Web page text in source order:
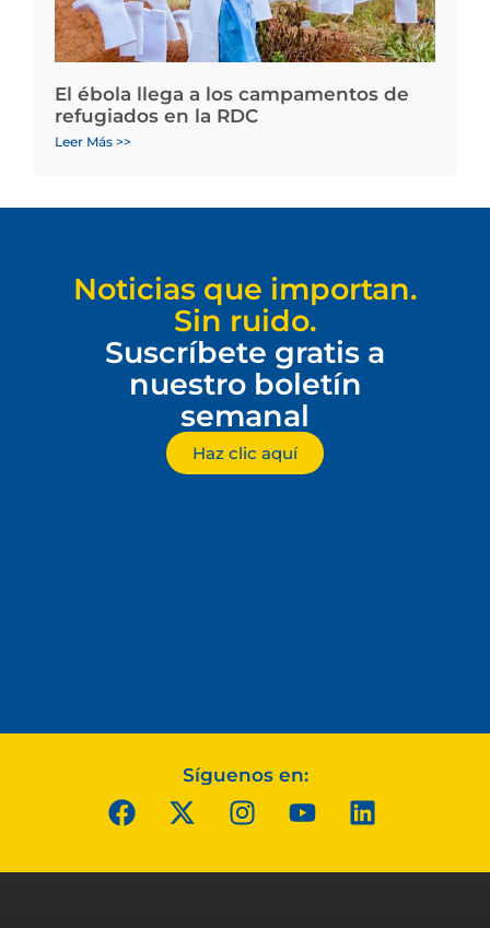
El ébola llega a los campamentos de
refugiados en la RDC
Leer Más >>
Noticias que importan.
Sin ruido.
Suscríbete gratis a
nuestro boletín
semanal
Haz clic aquí
Síguenos en: